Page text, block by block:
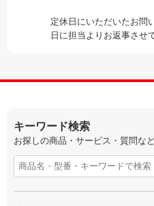
定休日にいただいたお問
日に担当よりお返事させ
キーワード検索
お探しの商品・サービス・質問な